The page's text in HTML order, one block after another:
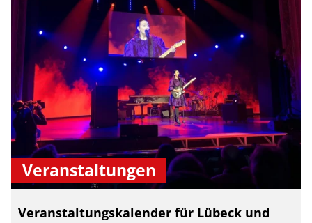
Veranstaltungen
Veranstaltungskalender für Lübeck und